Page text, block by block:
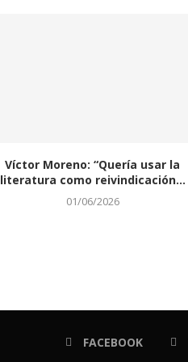
Víctor Moreno: “Quería usar la
literatura como reivindicación...
01/06/2026
FACEBOOK